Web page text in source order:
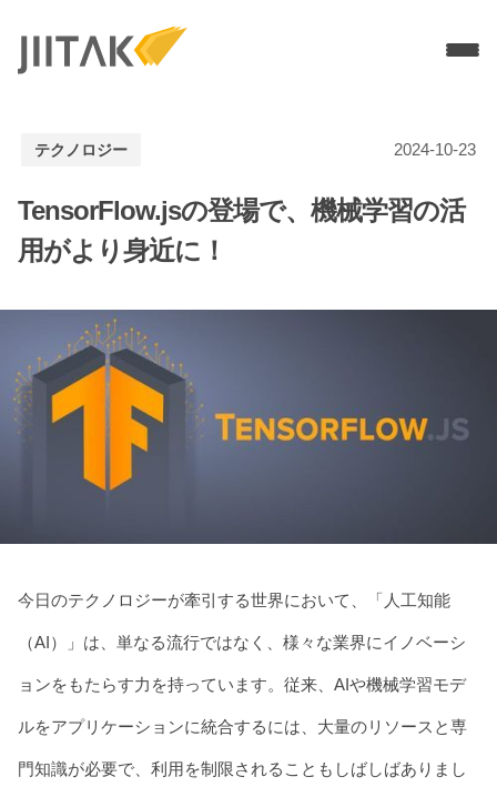
ソリューションデザイン
PMF／グロース支援
UI / UXデザイン
モバイルアプリ開発
WEBアプリ開発
3Dブランドサイト制作
Technologies
Flutter開発
Node.js
React
Work
Company
Recruit
テクノロジー 2024-10-23
TensorFlow.jsの登場で、機械学習の活
用がより身近に！
今日のテクノロジーが牽引する世界において、「人工知能
（AI）」は、単なる流行ではなく、様々な業界にイノベーシ
ョンをもたらす力を持っています。従来、AIや機械学習モデ
ルをアプリケーションに統合するには、大量のリソースと専
門知識が必要で、利用を制限されることもしばしばありまし